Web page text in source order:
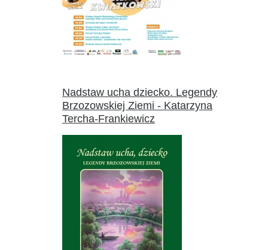
Nadstaw ucha dziecko. Legendy
Brzozowskiej Ziemi - Katarzyna
Tercha-Frankiewicz